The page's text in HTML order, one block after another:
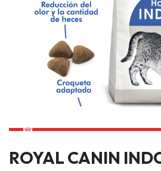
ROYAL CANIN